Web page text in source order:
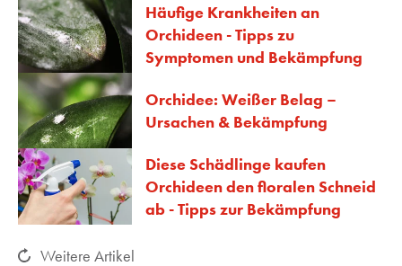
Häufige Krankheiten an
Orchideen - Tipps zu
Symptomen und Bekämpfung
Orchidee: Weißer Belag –
Ursachen & Bekämpfung
Diese Schädlinge kaufen
Orchideen den floralen Schneid
ab - Tipps zur Bekämpfung
Weitere Artikel